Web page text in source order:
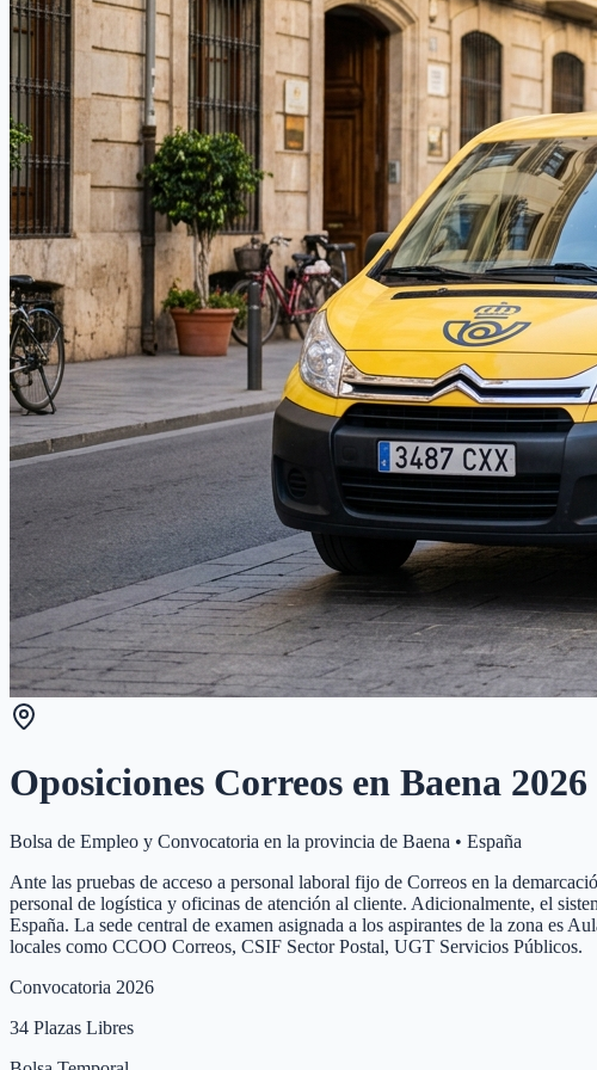
Oposiciones Correos en Baena 2026
Bolsa de Empleo y Convocatoria en la provincia de Baena • España
Ante las pruebas de acceso a personal laboral fijo de Correos en la
personal de logística y oficinas de atención al cliente. Adicionalmente, el
España. La sede central de examen asignada a los aspirantes de la zona es
locales como CCOO Correos, CSIF Sector Postal, UGT Servicios Públicos.
Convocatoria 2026
34 Plazas Libres